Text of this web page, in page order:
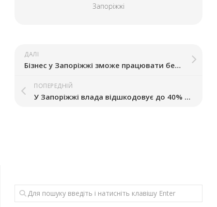
Запоріжжі
ДАЛІ
Бізнес у Запоріжжі зможе працювати без актів виконаних робіт
ПОПЕРЕДНІЙ
У Запоріжжі влада відшкодовує до 40% вартості генератора